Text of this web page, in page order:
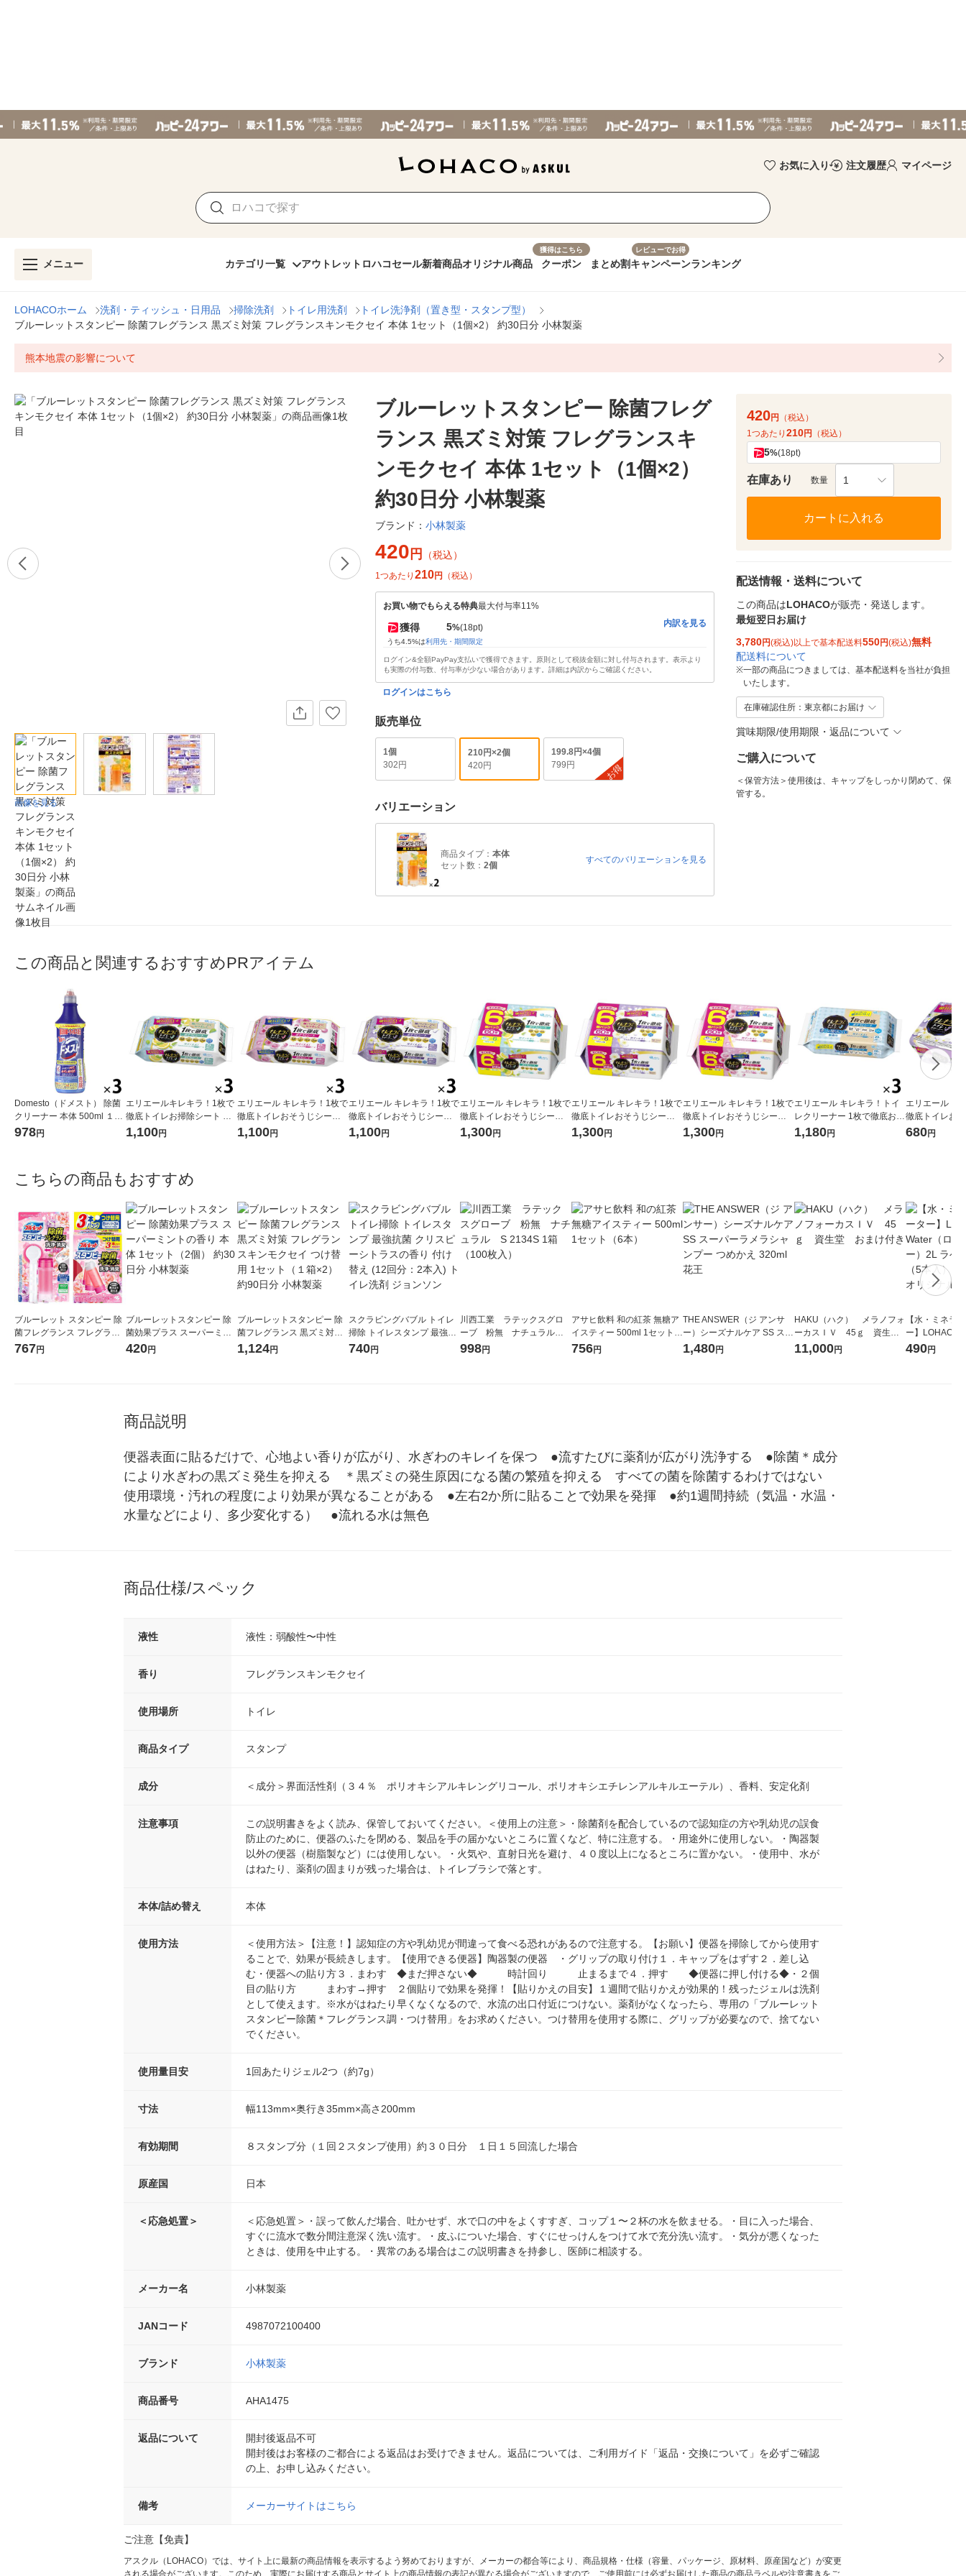
お気に入り 注文履歴 マイページ
メニュー カテゴリ一覧 アウトレット ロハコセール新着商品オリジナル商品
獲得はこちら
クーポン まとめ割
レビューでお得
キャンペーンランキング
LOHACOホーム 洗剤・ティッシュ・日用品 掃除洗剤 トイレ用洗剤
トイレ洗浄剤（置き型・スタンプ型）
ブルーレットスタンピー 除菌フレグランス 黒ズミ対策 フレグランスキンモクセイ 本体 1セット（1個×2） 約30日分 小林製薬
熊本地震の影響について
画像を見る
ブルーレットスタンピー 除菌フレグ
ランス 黒ズミ対策 フレグランスキ
ンモクセイ 本体 1セット（1個×2）
約30日分 小林製薬
ブランド： 小林製薬
420 円 （税込）
1つあたり 210円 （税込）
お買い物でもらえる特典最大付与率11%
獲得 5%(18pt)
うち4.5%は利用先・期間限定
内訳を見る
ログイン&全額PayPay支払いで獲得できます。原則として税抜金額に対し付与されます。表示より
も実際の付与数、付与率が少ない場合があります。詳細は内訳からご確認ください。
ログインはこちら
販売単位
1個
302円
210円×2個
420円
199.8円×4個
799円
お得
バリエーション
商品タイプ： 本体
セット数： 2個
すべてのバリエーションを見る
420円
（税込）
1つあたり 210円 （税込）
5%(18pt)
在庫あり 数量 1
カートに入れる
配送情報・送料について
この商品はLOHACOが販売・発送します。
最短翌日お届け
3,780円(税込)以上で基本配送料550円(税込)無料
配送料について
※一部の商品につきましては、基本配送料を当社が負担
いたします。
在庫確認住所：東京都にお届け
賞味期限/使用期限・返品について
ご購入について
＜保管方法＞使用後は、キャップをしっかり閉めて、保
管する。
この商品と関連するおすすめPRアイテム
Domesto（ドメスト） 除菌
クリーナー 本体 500ml １セ
ット（3本） 【ウイルス対
978円
エリエールキレキラ！1枚で
徹底トイレお掃除シート シ
トラスミント 詰替 1セット
1,100円
エリエール キレキラ！1枚で
徹底トイレおそうじシート
ローズ 詰め替え 1セット（3
1,100円
エリエール キレキラ！1枚で
徹底トイレおそうじシート
詰め替え 1セット（20枚入×
1,100円
エリエール キレキラ！1枚で
徹底トイレおそうじシート
シトラスミント 詰め替え 大
1,300円
エリエール キレキラ！1枚で
徹底トイレおそうじシート
詰め替え 大容量 1パック（1
1,300円
エリエール キレキラ！1枚で
徹底トイレおそうじシート
ローズ 詰め替え 大容量 1パ
1,300円
エリエール キレキラ！トイ
レクリーナー 1枚で徹底おそ
うじシート 香りが残りにく
1,180円
エリエール キ
徹底トイレお
本体 1セット
680円
こちらの商品もおすすめ
ブルーレット スタンピー 除
菌フレグランス フレグラン
スフローラル 本体 1個 ＋ つ
767円
ブルーレットスタンピー 除
菌効果プラス スーパーミン
トの香り 本体 1セット（2
420円
ブルーレットスタンピー 除
菌フレグランス 黒ズミ対策
フレグランスキンモクセイ
1,124円
スクラビングバブル トイレ
掃除 トイレスタンプ 最強抗
菌 クリスピーシトラスの香
740円
川西工業 ラテックスグロ
ーブ 粉無 ナチュラル S
2134S 1箱（100枚入）
998円
アサヒ飲料 和の紅茶 無糖ア
イスティー 500ml 1セット
（6本）
756円
THE ANSWER（ジ アンサ
ー）シーズナルケア SS スー
パーラメラシャンプー つめ
1,480円
HAKU（ハク） メラノフォ
ーカスＩＶ 45ｇ 資生
堂 おまけ付き
11,000円
【水・ミネラ
ー】LOHACO
コウォーター
490円
商品説明
便器表面に貼るだけで、心地よい香りが広がり、水ぎわのキレイを保つ　●流すたびに薬剤が広がり洗浄する　●除菌＊成分
により水ぎわの黒ズミ発生を抑える　＊黒ズミの発生原因になる菌の繁殖を抑える　すべての菌を除菌するわけではない
使用環境・汚れの程度により効果が異なることがある　●左右2か所に貼ることで効果を発揮　●約1週間持続（気温・水温・
水量などにより、多少変化する）　●流れる水は無色
商品仕様/スペック
液性 液性：弱酸性〜中性
香り フレグランスキンモクセイ
使用場所 トイレ
商品タイプ スタンプ
成分 ＜成分＞界面活性剤（３４％ ポリオキシアルキレングリコール、ポリオキシエチレンアルキルエーテル）、香料、安定化剤
注意事項
この説明書きをよく読み、保管しておいてください。＜使用上の注意＞・除菌剤を配合しているので認知症の方や乳幼児の誤食
防止のために、便器のふたを閉める、製品を手の届かないところに置くなど、特に注意する。・用途外に使用しない。・陶器製
以外の便器（樹脂製など）には使用しない。・火気や、直射日光を避け、４０度以上になるところに置かない。・使用中、水が
はねたり、薬剤の固まりが残った場合は、トイレブラシで落とす。
本体/詰め替え 本体
使用方法
＜使用方法＞【注意！】認知症の方や乳幼児が間違って食べる恐れがあるので注意する。【お願い】便器を掃除してから使用す
ることで、効果が長続きします。【使用できる便器】陶器製の便器 ・グリップの取り付け１．キャップをはずす２．差し込
む・便器への貼り方３．まわす ◆まだ押さない◆ 時計回り 止まるまで４．押す ◆便器に押し付ける◆・２個
目の貼り方 まわす→押す ２個貼りで効果を発揮！【貼りかえの目安】１週間で貼りかえが効果的！残ったジェルは洗剤
として使えます。※水がはねたり早くなくなるので、水流の出口付近につけない。薬剤がなくなったら、専用の「ブルーレット
スタンピー除菌＊フレグランス調・つけ替用」をお求めください。つけ替用を使用する際に、グリップが必要なので、捨てない
でください。
使用量目安 1回あたりジェル2つ（約7g）
寸法 幅113mm×奥行き35mm×高さ200mm
有効期間 ８スタンプ分（１回２スタンプ使用）約３０日分 １日１５回流した場合
原産国 日本
＜応急処置＞
＜応急処置＞・誤って飲んだ場合、吐かせず、水で口の中をよくすすぎ、コップ１〜２杯の水を飲ませる。・目に入った場合、
すぐに流水で数分間注意深く洗い流す。・皮ふについた場合、すぐにせっけんをつけて水で充分洗い流す。・気分が悪くなった
ときは、使用を中止する。・異常のある場合はこの説明書きを持参し、医師に相談する。
メーカー名 小林製薬
JANコード 4987072100400
ブランド 小林製薬
商品番号 AHA1475
返品について
開封後返品不可
開封後はお客様のご都合による返品はお受けできません。返品については、ご利用ガイド「返品・交換について」を必ずご確認
の上、お申し込みください。
備考 メーカーサイトはこちら
ご注意【免責】
アスクル（LOHACO）では、サイト上に最新の商品情報を表示するよう努めておりますが、メーカーの都合等により、商品規格・仕様（容量、パッケージ、原材料、原産国など）が変更
される場合がございます。このため、実際にお届けする商品とサイト上の商品情報の表記が異なる場合がございますので、ご使用前には必ずお届けした商品の商品ラベルや注意書きをご